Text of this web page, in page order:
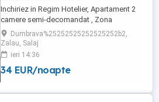
Inchiriez in Regim Hotelier, Apartament 2
camere semi-decomandat , Zona
Dumbrava 2 , str Pietris , Zalau In imediata
apropiere a Spitalului Judetean Are toate
utilitatile, dispune de toate cele necesare
curate etc) Garantam ca va cazati intr-un
Dumbrava%25252525252525252b2,
Zalau, Salaj
ieri 14:36
34 EUR/noapte